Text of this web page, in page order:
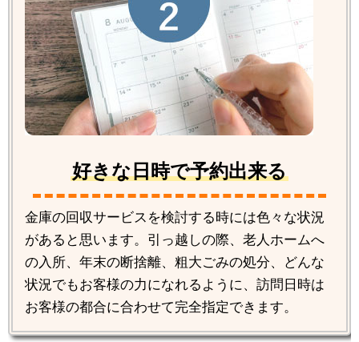
好きな日時で予約出来る
金庫の回収サービスを検討する時には色々な状況
があると思います。引っ越しの際、老人ホームへ
の入所、年末の断捨離、粗大ごみの処分、どんな
状況でもお客様の力になれるように、訪問日時は
お客様の都合に合わせて完全指定できます。